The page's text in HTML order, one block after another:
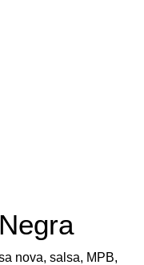
nova, salsa, MPB,